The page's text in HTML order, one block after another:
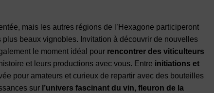
mais les autres régions de l’Hexagone participeront
beaux vignobles. Invitation à découvrir de nouvelles
le moment idéal pour rencontrer des viticulteurs
et leurs productions avec vous. Entre initiations et
pour amateurs et curieux de repartir avec des bouteilles
sur l’univers fascinant du vin, fleuron de la